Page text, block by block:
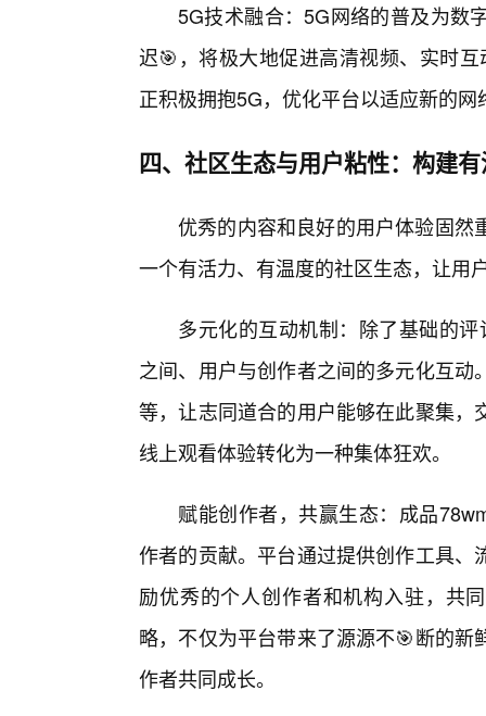
5G技术融合：5G网络的普及为数
迟🎯，将极大地促进高清视频、实时
正积极拥抱5G，优化平台以适应新的
四、社区生态与用户粘性：构建
优秀的内容和良好的用户体验固然
一个有活力、有温度的社区生态，让用
多元化的互动机制：除了基础的
之间、用户与创作者之间的多元化互
等，让志同道合的用户能够在此聚集
线上观看体验转化为一种集体狂欢。
赋能创作者，共赢生态：成品
作者的贡献。平台通过提供创作工具
励优秀的个人创作者和机构入驻，共
略，不仅为平台带来了源源不🎯断的
作者共同成长。